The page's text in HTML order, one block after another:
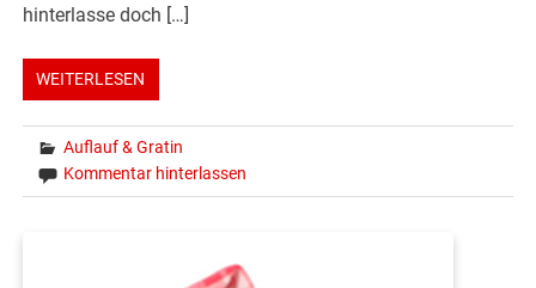
hinterlasse doch […]
WEITERLESEN
Auflauf & Gratin
Kommentar hinterlassen